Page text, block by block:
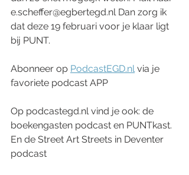
e.scheffer@egbertegd.nl Dan zorg ik
dat deze 19 februari voor je klaar ligt
bij PUNT.
Abonneer op PodcastEGD.nl via je
favoriete podcast APP
Op podcastegd.nl vind je ook: de
boekengasten podcast en PUNTkast.
En de Street Art Streets in Deventer
podcast